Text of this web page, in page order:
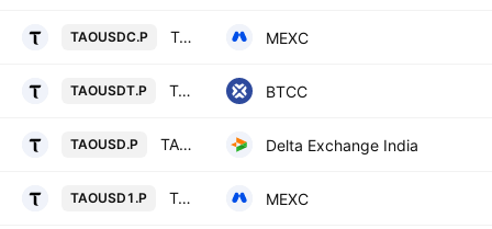
TAOUSDC.P TAO / Tether PERPETUAL FUTURES MEXC
TAOUSDT.P TAO vs Tether USD PERPETUAL CONTRACT BTCC
TAOUSD.P TAO perpetual future quoted in USD Delta Exchange India
TAOUSD1.P TAO / Tether PERPETUAL FUTURES MEXC